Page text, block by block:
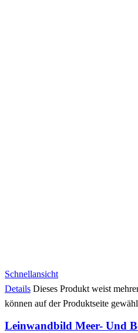
Schnellansicht
Details Dieses Produkt weist
können auf der Produktseite
Leinwandbild Meer- Und